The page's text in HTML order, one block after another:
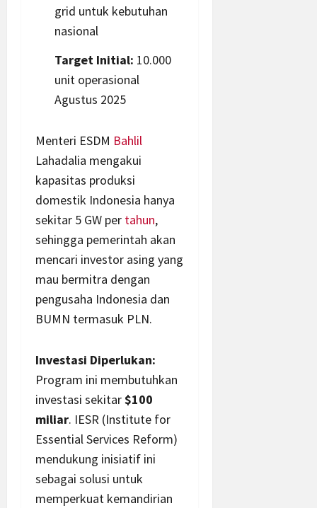
grid untuk kebutuhan
nasional
Target Initial: 10.000
unit operasional
Agustus 2025
Menteri ESDM Bahlil
Lahadalia mengakui
kapasitas produksi
domestik Indonesia hanya
sekitar 5 GW per tahun,
sehingga pemerintah akan
mencari investor asing yang
mau bermitra dengan
pengusaha Indonesia dan
BUMN termasuk PLN.
Investasi Diperlukan:
Program ini membutuhkan
investasi sekitar$100
miliar. IESR (Institute for
Essential Services Reform)
mendukung inisiatif ini
sebagai solusi untuk
memperkuat kemandirian